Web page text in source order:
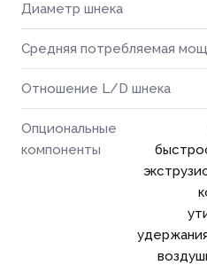
Диаметр шнека
Средняя потребляемая
Отношение L/D шнека
Опциональные
компоненты